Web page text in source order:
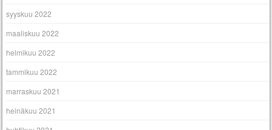
syyskuu 2022
maaliskuu 2022
helmikuu 2022
tammikuu 2022
marraskuu 2021
heinäkuu 2021